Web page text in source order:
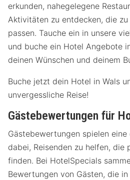
erkunden, nahegelegene
Aktivitäten zu entdecken, die
passen. Tauche ein in unsere
und buche ein Hotel Angebote
deinen Wünschen und deinem
Buche jetzt dein Hotel in Wals
unvergessliche Reise!
Gästebewertungen für
Gästebewertungen spielen
dabei, Reisenden zu helfen,
finden. Bei HotelSpecials
Bewertungen von Gästen, die